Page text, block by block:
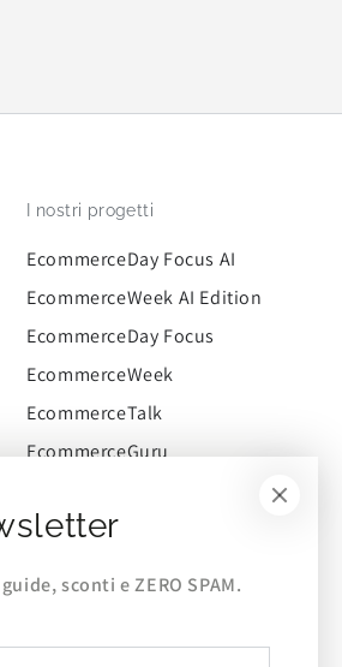
I nostri progetti
EcommerceDay Focus AI
EcommerceWeek AI Edition
EcommerceDay Focus
EcommerceWeek
EcommerceTalk
EcommerceGuru
EcommerceCommunity
sconti e ZERO SPAM.